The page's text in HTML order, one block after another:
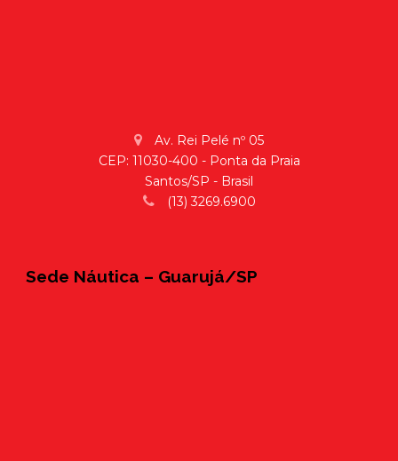
Av. Rei Pelé nº 05
CEP: 11030-400 - Ponta da Praia
Santos/SP - Brasil
(13) 3269.6900
Sede Náutica – Guarujá/SP